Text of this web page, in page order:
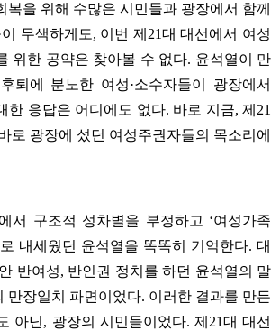
복을 위해 수많은 시민들과 광장에서 함께
무색하게도, 이번 제 21대 대선에서 여성
위한 공약은 찾아볼 수 없다. 윤석열이 만
퇴에 분노한 여성·소수자들이 광장에서
한 응답은 어디에도 없다. 바로 지금, 제 21
로 광장에 섰던 여성주권자들의 목소리에
서 구조적 성차별을 부정하고 ‘여성가족
내세웠던 윤석열을 똑똑히 기억한다. 대
반여성, 반인권 정치를 하던 윤석열의 말
만장일치 파면이었다. 이러한 결과를 만든
아닌, 광장의 시민들이었다. 제 21대 대선